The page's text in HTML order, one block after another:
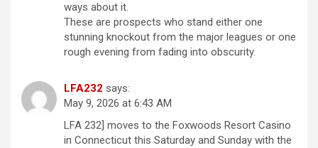
ways about it.
These are prospects who stand either one
stunning knockout from the major leagues or one
rough evening from fading into obscurity.
LFA232 says:
May 9, 2026 at 6:43 AM
LFA 232] moves to the Foxwoods Resort Casino
in Connecticut this Saturday and Sunday with the